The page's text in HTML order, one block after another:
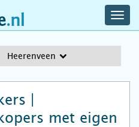
Heerenveen
|
met eigen